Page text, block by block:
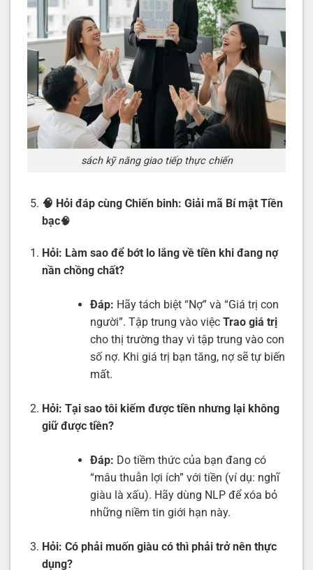
sách kỹ năng giao tiếp thực chiến
🧠 Hỏi đáp cùng Chiến binh: Giải mã Bí mật Tiền
bạc🧠
Hỏi: Làm sao để bớt lo lắng về tiền khi đang nợ
nần chồng chất?
Đáp: Hãy tách biệt “Nợ” và “Giá trị con
người”. Tập trung vào việc Trao giá trị
cho thị trường thay vì tập trung vào con
số nợ. Khi giá trị bạn tăng, nợ sẽ tự biến
mất.
Hỏi: Tại sao tôi kiếm được tiền nhưng lại không
giữ được tiền?
Đáp: Do tiềm thức của bạn đang có
“mâu thuẫn lợi ích” với tiền (ví dụ: nghĩ
giàu là xấu). Hãy dùng NLP để xóa bỏ
những niềm tin giới hạn này.
Hỏi: Có phải muốn giàu có thì phải trở nên thực
dụng?